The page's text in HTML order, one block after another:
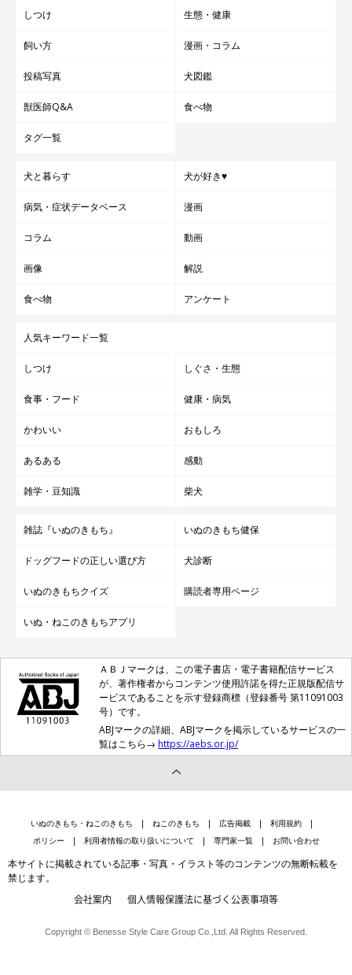
しつけ 生態・健康
飼い方 漫画・コラム
投稿写真 犬図鑑
獣医師Q&A 食べ物
タグ一覧
犬と暮らす 犬が好き♥
病気・症状データベース 漫画
コラム 動画
画像 解説
食べ物 アンケート
人気キーワード一覧
しつけ しぐさ・生態
食事・フード 健康・病気
かわいい おもしろ
あるある 感動
雑学・豆知識 柴犬
雑誌『いぬのきもち』 いぬのきもち健保
ドッグフードの正しい選び方 犬診断
いぬのきもちクイズ 購読者専用ページ
いぬ・ねこのきもちアプリ
ＡＢＪマークは、この電子書店・電子書籍配信サービス
が、著作権者からコンテンツ使用許諾を得た正規版配信サ
ービスであることを示す登録商標（登録番号 第11091003
号）です。
ABJマークの詳細、ABJマークを掲示しているサービスの一
覧はこちら→ https://aebs.or.jp/
いぬのきもち・ねこのきもち ねこのきもち 広告掲載
利用規約
ポリシー
利用者情報の取り扱いについて 専門家一覧 お問い合わせ
本サイトに掲載されている記事・写真・イラスト等のコンテンツの無断転載を
禁じます。
会社案内 個人情報保護法に基づく公表事項等
Copyright © Benesse Style Care Group Co.,Ltd. All Rights Reserved.